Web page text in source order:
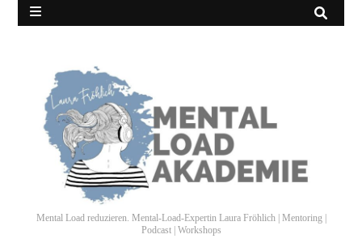
Mental Load reduzieren. Mental-Load-Expertin Laura Fröhlich | Mentoring |
Podcast | Workshops